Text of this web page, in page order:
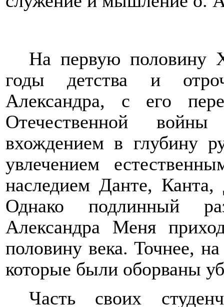
На первую половину
годы детства и
Александра, с его
Отечественной
вхождением в глубину
увлечением
наследием Данте,
Однако подлинный
Александра Меня
половину века. Точнее,
которые были оборваны
Часть своих